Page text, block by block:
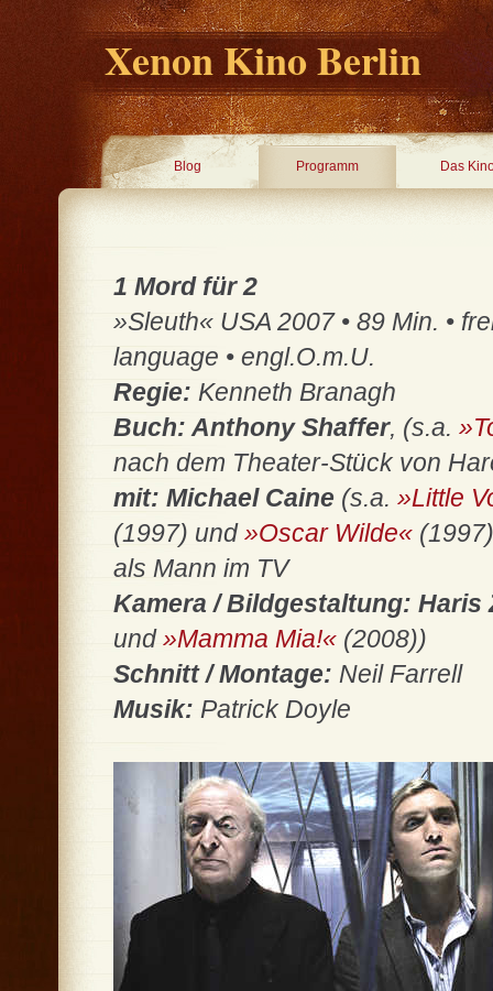
Xenon Kino Berlin
Blog Programm Das
1 Mord für 2
»Sleuth« USA 2007 • 89 Min. •
language • engl.O.m.U.
Regie: Kenneth Branagh
Buch: Anthony Shaffer, (s.a.
nach dem Theater-Stück von
mit: Michael Caine (s.a. »Little
(1997) und»Oscar Wilde«
als Mann im TV
Kamera / Bildgestaltung:
und»Mamma Mia!« (2008))
Schnitt / Montage: Neil Farrell
Musik: Patrick Doyle